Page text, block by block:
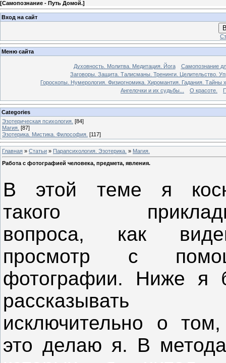
[Самопознание - Путь Домой.]
Вход на сайт
Меню сайта
Духовность. Молитва. Медитация. Йога
Самопознание
Заговоры. Защита. Талисманы. Тренинги. Целительство.
Гороскопы. Нумерология. Физиогномика. Хиромантия. Гадания. Тайны
Ангелочки и их судьбы...
О красоте.
Categories
Эзотерическая психология. [84]
Магия. [87]
Эзотерика. Мистика. Философия. [117]
Главная » Статьи » Парапсихология. Эзотерика. » Магия.
Работа с фотографией человека, предмета, явления.
В этой теме я
такого
вопроса, как
просмотр с
фотографии. Ниже я
рассказывать
исключительно о
это делаю я. В